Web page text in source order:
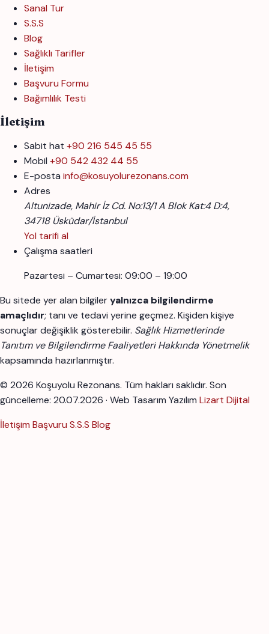
Sanal Tur
S.S.S
Blog
Sağlıklı Tarifler
İletişim
Başvuru Formu
Bağımlılık Testi
İletişim
Sabit hat +90 216 545 45 55
Mobil +90 542 432 44 55
E-posta info@kosuyolurezonans.com
Adres
Altunizade, Mahir İz Cd. No:13/1 A Blok Kat:4 D:4,
34718 Üsküdar/İstanbul
Yol tarifi al
Çalışma saatleri
Pazartesi – Cumartesi: 09:00 – 19:00
Bu sitede yer alan bilgileryalnızca bilgilendirme
amaçlıdır; tanı ve tedavi yerine geçmez. Kişiden kişiye
sonuçlar değişiklik gösterebilir. Sağlık Hizmetlerinde
Tanıtım ve Bilgilendirme Faaliyetleri Hakkında Yönetmelik
kapsamında hazırlanmıştır.
© 2026 Koşuyolu Rezonans. Tüm hakları saklıdır. Son
güncelleme: 20.07.2026 · Web Tasarım Yazılım Lizart Dijital
İletişim Başvuru S.S.S Blog